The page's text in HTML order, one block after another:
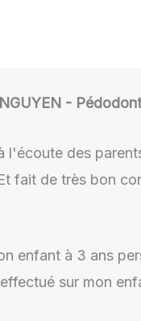
-
l'écoute des
fait de très bon
enfant à 3 ans
sur mon